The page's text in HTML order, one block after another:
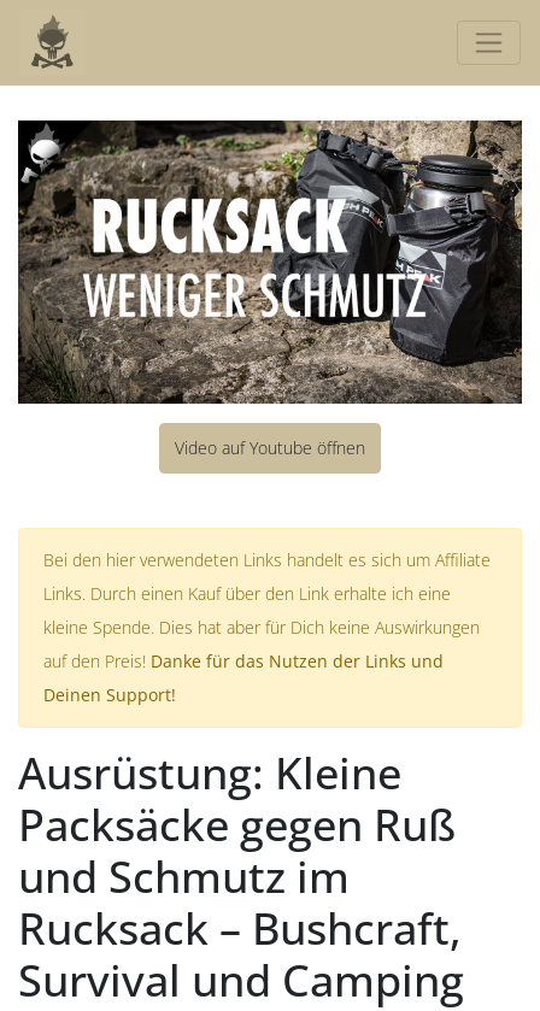
Video auf Youtube öffnen
Bei den hier verwendeten Links handelt es sich um Affiliate
Links. Durch einen Kauf über den Link erhalte ich eine
kleine Spende. Dies hat aber für Dich keine Auswirkungen
auf den Preis! Danke für das Nutzen der Links und
Deinen Support!
Ausrüstung: Kleine
Packsäcke gegen Ruß
und Schmutz im
Rucksack – Bushcraft,
Survival und Camping